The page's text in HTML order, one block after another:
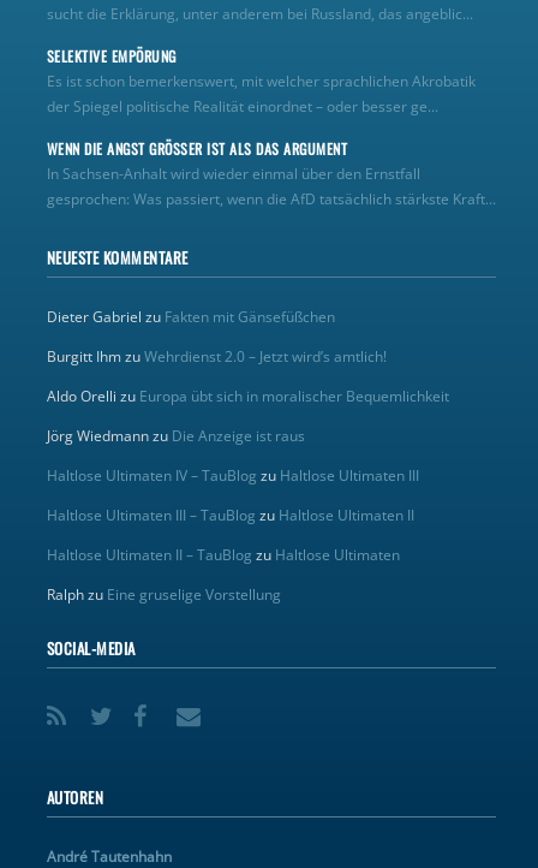
sucht die Erklärung, unter anderem bei Russland, das angeblic...
SELEKTIVE EMPÖRUNG
Es ist schon bemerkenswert, mit welcher sprachlichen Akrobatik
der Spiegel politische Realität einordnet – oder besser ge...
WENN DIE ANGST GRÖSSER IST ALS DAS ARGUMENT
In Sachsen-Anhalt wird wieder einmal über den Ernstfall
gesprochen: Was passiert, wenn die AfD tatsächlich stärkste Kraft...
NEUESTE KOMMENTARE
Dieter Gabriel zu Fakten mit Gänsefüßchen
Burgitt IhmzuWehrdienst 2.0 – Jetzt wird’s amtlich!
Aldo Orelli zu Europa übt sich in moralischer Bequemlichkeit
Jörg Wiedmannzu Die Anzeige ist raus
Haltlose Ultimaten IV – TauBlog zu Haltlose Ultimaten III
Haltlose Ultimaten III – TauBlog zu Haltlose Ultimaten II
Haltlose Ultimaten II – TauBlog zu Haltlose Ultimaten
Ralphzu Eine gruselige Vorstellung
SOCIAL-MEDIA
AUTOREN
André Tautenhahn